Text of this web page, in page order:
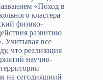
«Поход в
кластера
физико-
развитию
Учитывая все
что реализация
научно-
на сегодняшний